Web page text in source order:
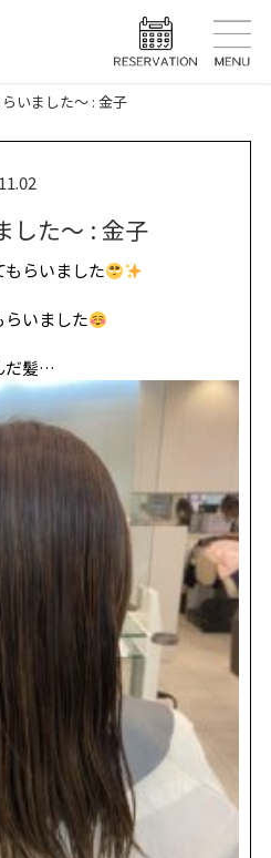
MENU メニュー
HAIR CARE
STAFF スタッフ
BLOG
REVIEW レビュー
SALON INFO 店舗情報
RECRUIT 採用情報
お電話でご予約
いました〜 : 金子
した〜 : 金子
らいました
いました
だ髪…